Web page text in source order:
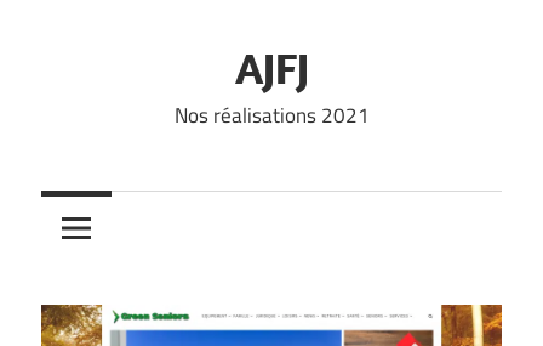
AJFJ
Nos réalisations 2021